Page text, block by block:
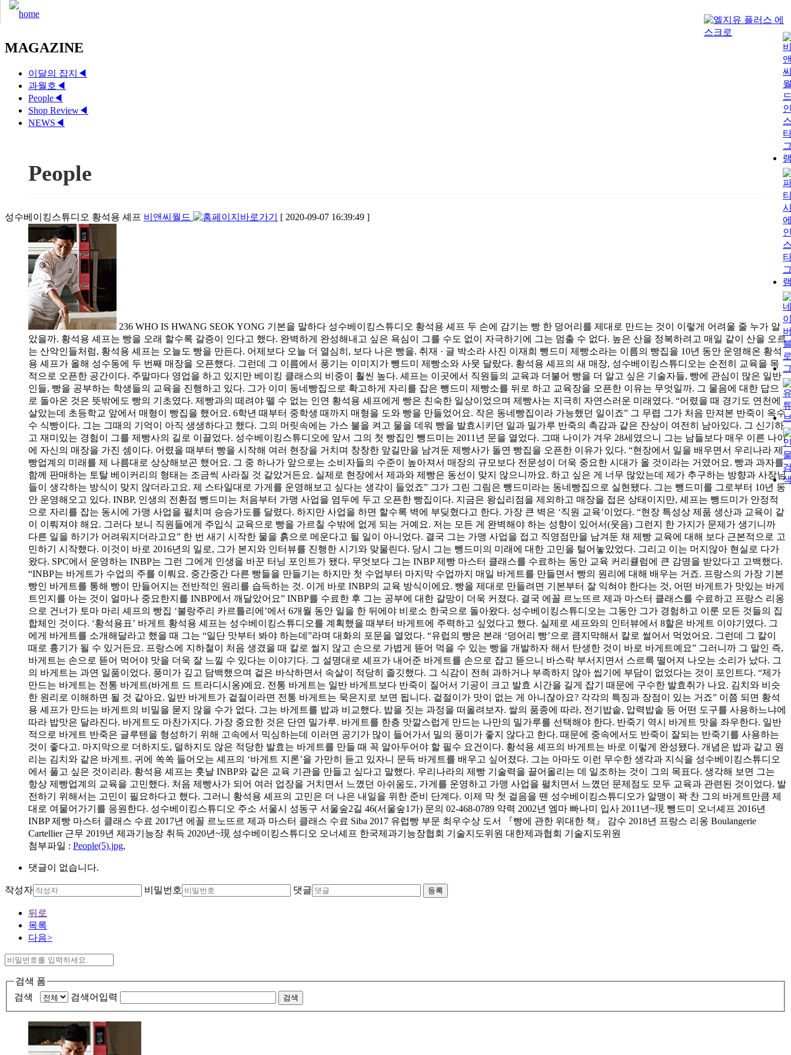
MAGAZINE
이달의 잡지 ◀
과월호 ◀
People◀
Shop Review◀
NEWS ◀
People
성수베이킹스튜디오 황석용 셰프 비앤씨월드 [ 2020-09-07 16:39:49 ]
236 WHO IS HWANG SEOK YONG 기본을 말하다 성수베이킹스튜디오 황석용 셰프 두 손에 감기는 빵 한 덩어리를 제대로 만드는 것이 이렇게 어려울 줄 누가 알
았을까. 황석용 셰프는 빵을 오래 할수록 갈증이 인다고 했다. 완벽하게 완성해내고 싶은 욕심이 그를 수도 없이 자극하기에 그는 멈출 수 없다. 높은 산을 정복하려고 매일 같이 산을 오르
는 산악인들처럼, 황석용 셰프는 오늘도 빵을 만든다. 어제보다 오늘 더 열심히, 보다 나은 빵을. 취재 · 글 박소라 사진 이재희 뺑드미 제빵소라는 이름의 빵집을 10년 동안 운영해온 황석
용 셰프가 올해 성수동에 두 번째 매장을 오픈했다. 그런데 그 이름에서 풍기는 이미지가 뺑드미 제빵소와 사뭇 달랐다. 황석용 셰프의 새 매장, 성수베이킹스튜디오는 순전히 교육을 목
적으로 오픈한 공간이다. 주말마다 영업을 하고 있지만 베이킹 클래스의 비중이 훨씬 높다. 셰프는 이곳에서 직원들의 교육과 더불어 빵을 더 알고 싶은 기술자들, 빵에 관심이 많은 일반
인들, 빵을 공부하는 학생들의 교육을 진행하고 있다. 그가 이미 동네빵집으로 확고하게 자리를 잡은 뺑드미 제빵소를 뒤로 하고 교육장을 오픈한 이유는 무엇일까. 그 물음에 대한 답으
로 돌아온 것은 뜻밖에도 빵의 기초였다. 제빵과의 떼려야 뗄 수 없는 인연 황석용 셰프에게 빵은 친숙한 일상이었으며 제빵사는 지극히 자연스러운 미래였다. “어렸을 때 경기도 연천에
살았는데 초등학교 앞에서 매형이 빵집을 했어요. 6학년 때부터 중학생 때까지 매형을 도와 빵을 만들었어요. 작은 동네빵집이라 가능했던 일이죠” 그 무렵 그가 처음 만져본 반죽이 옥수
수 식빵이다. 그는 그때의 기억이 아직 생생하다고 했다. 그의 머릿속에는 가스 불을 켜고 물을 데워 빵을 발효시키던 일과 밀가루 반죽의 촉감과 같은 잔상이 여전히 남아있다. 그 신기하
고 재미있는 경험이 그를 제빵사의 길로 이끌었다. 성수베이킹스튜디오에 앞서 그의 첫 빵집인 뺑드미는 2011년 문을 열었다. 그때 나이가 겨우 28세였으니 그는 남들보다 매우 이른 나이
에 자신의 매장을 가진 셈이다. 어렸을 때부터 빵을 시작해 여러 현장을 거치며 창창한 앞길만을 남겨둔 제빵사가 돌연 빵집을 오픈한 이유가 있다. “현장에서 일을 배우면서 우리나라 제
빵업계의 미래를 제 나름대로 상상해보곤 했어요. 그 중 하나가 앞으로는 소비자들의 수준이 높아져서 매장의 규모보다 전문성이 더욱 중요한 시대가 올 것이라는 거였어요. 빵과 과자를
함께 판매하는 토탈 베이커리의 형태는 조금씩 사라질 것 같았거든요. 실제로 현장에서 제과와 제빵은 동선이 맞지 않으니까요. 하고 싶은 게 너무 많았는데 제가 추구하는 방향과 사장님
들이 생각하는 방식이 맞지 않더라고요. 제 스타일대로 가게를 운영해보고 싶다는 생각이 들었죠” 그가 그린 그림은 뺑드미라는 동네빵집으로 실현됐다. 그는 뺑드미를 그로부터 10년 동
안 운영해오고 있다. INBP, 인생의 전환점 뺑드미는 처음부터 가맹 사업을 염두에 두고 오픈한 빵집이다. 지금은 왕십리점을 제외하고 매장을 접은 상태이지만, 셰프는 뺑드미가 안정적
으로 자리를 잡는 동시에 가맹 사업을 펼치며 승승가도를 달렸다. 하지만 사업을 하면 할수록 벽에 부딪혔다고 한다. 가장 큰 벽은 ‘직원 교육’이었다. “현장 특성상 제품 생산과 교육이 같
이 이뤄져야 해요. 그러다 보니 직원들에게 주입식 교육으로 빵을 가르칠 수밖에 없게 되는 거예요. 저는 모든 게 완벽해야 하는 성향이 있어서(웃음) 그런지 한 가지가 문제가 생기니까
다른 일을 하기가 어려워지더라고요” 한 번 새기 시작한 물을 흙으로 메운다고 될 일이 아니었다. 결국 그는 가맹 사업을 접고 직영점만을 남겨둔 채 제빵 교육에 대해 보다 근본적으로 고
민하기 시작했다. 이것이 바로 2016년의 일로, 그가 본지와 인터뷰를 진행한 시기와 맞물린다. 당시 그는 뺑드미의 미래에 대한 고민을 털어놓았었다. 그리고 이는 머지않아 현실로 다가
왔다. SPC에서 운영하는 INBP는 그런 그에게 인생을 바꾼 터닝 포인트가 됐다. 무엇보다 그는 INBP 제빵 마스터 클래스를 수료하는 동안 교육 커리큘럼에 큰 감명을 받았다고 고백했다.
“INBP는 바게트가 수업의 주를 이뤄요. 중간중간 다른 빵들을 만들기는 하지만 첫 수업부터 마지막 수업까지 매일 바게트를 만들면서 빵의 원리에 대해 배우는 거죠. 프랑스의 가장 기본
빵인 바게트를 통해 빵이 만들어지는 전반적인 원리를 습득하는 것. 이게 바로 INBP의 교육 방식이에요. 빵을 제대로 만들려면 기본부터 잘 익혀야 한다는 것, 어떤 바게트가 맛있는 바게
트인지를 아는 것이 얼마나 중요한지를 INBP에서 깨달았어요” INBP를 수료한 후 그는 공부에 대한 갈망이 더욱 커졌다. 결국 에꼴 르노뜨르 제과 마스터 클래스를 수료하고 프랑스 리옹
으로 건너가 토마 마리 셰프의 빵집 ‘불랑주리 카르틀리에’에서 6개월 동안 일을 한 뒤에야 비로소 한국으로 돌아왔다. 성수베이킹스튜디오는 그동안 그가 경험하고 이룬 모든 것들의 집
합체인 것이다. ‘황석용표’ 바게트 황석용 셰프는 성수베이킹스튜디오를 계획했을 때부터 바게트에 주력하고 싶었다고 했다. 실제로 셰프와의 인터뷰에서 8할은 바게트 이야기였다. 그
에게 바게트를 소개해달라고 했을 때 그는 “일단 맛부터 봐야 하는데”라며 대화의 포문을 열었다. “유럽의 빵은 본래 ‘덩어리 빵’으로 큼지막해서 칼로 썰어서 먹었어요. 그런데 그 칼이
때로 흉기가 될 수 있거든요. 프랑스에 지하철이 처음 생겼을 때 칼로 썰지 않고 손으로 가볍게 뜯어 먹을 수 있는 빵을 개발하자 해서 탄생한 것이 바로 바게트예요” 그러니까 그 말인 즉,
바게트는 손으로 뜯어 먹어야 맛을 더욱 잘 느낄 수 있다는 이야기다. 그 설명대로 셰프가 내어준 바게트를 손으로 잡고 뜯으니 바스락 부서지면서 스르륵 떨어져 나오는 소리가 났다. 그
의 바게트는 과연 일품이었다. 풍미가 깊고 담백했으며 겉은 바삭하면서 속살이 적당히 졸깃했다. 그 식감이 전혀 과하거나 부족하지 않아 씹기에 부담이 없었다는 것이 포인트다. “제가
만드는 바게트는 전통 바게트(바게트 드 트라디시옹)예요. 전통 바게트는 일반 바게트보다 반죽이 질어서 기공이 크고 발효 시간을 길게 잡기 때문에 구수한 발효취가 나요. 김치와 비슷
한 원리로 이해하면 될 것 같아요. 일반 바게트가 겉절이라면 전통 바게트는 묵은지로 보면 됩니다. 겉절이가 맛이 없는 게 아니잖아요? 각각의 특징과 장점이 있는 거죠” 이쯤 되면 황석
용 셰프가 만드는 바게트의 비밀을 묻지 않을 수가 없다. 그는 바게트를 밥과 비교했다. 밥을 짓는 과정을 떠올려보자. 쌀의 품종에 따라, 전기밥솥, 압력밥솥 등 어떤 도구를 사용하느냐에
따라 밥맛은 달라진다. 바게트도 마찬가지다. 가장 중요한 것은 단연 밀가루. 바게트를 한층 맛깔스럽게 만드는 나만의 밀가루를 선택해야 한다. 반죽기 역시 바게트 맛을 좌우한다. 일반
적으로 바게트 반죽은 글루텐을 형성하기 위해 고속에서 믹싱하는데 이러면 공기가 많이 들어가서 밀의 풍미가 좋지 않다고 한다. 때문에 중속에서도 반죽이 잘되는 반죽기를 사용하는
것이 좋다고. 마지막으로 더하지도, 덜하지도 않은 적당한 발효는 바게트를 만들 때 꼭 알아두어야 할 필수 요건이다. 황석용 셰프의 바게트는 바로 이렇게 완성됐다. 개념은 밥과 같고 원
리는 김치와 같은 바게트. 귀에 쏙쏙 들어오는 셰프의 ‘바게트 지론’을 가만히 듣고 있자니 문득 바게트를 배우고 싶어졌다. 그는 아마도 이런 무수한 생각과 지식을 성수베이킹스튜디오
에서 풀고 싶은 것이리라. 황석용 셰프는 훗날 INBP와 같은 교육 기관을 만들고 싶다고 말했다. 우리나라의 제빵 기술력을 끌어올리는 데 일조하는 것이 그의 목표다. 생각해 보면 그는
항상 제빵업계의 교육을 고민했다. 처음 제빵사가 되어 여러 업장을 거치면서 느꼈던 아쉬움도, 가게를 운영하고 가맹 사업을 펼치면서 느꼈던 문제점도 모두 교육과 관련된 것이었다. 발
전하기 위해서는 고민이 필요하다고 했다. 그러니 황석용 셰프의 고민은 더 나은 내일을 위한 준비 단계다. 이제 막 첫 걸음을 뗀 성수베이킹스튜디오가 알맹이 꽉 찬 그의 바게트만큼 제
대로 여물어가기를 응원한다. 성수베이킹스튜디오 주소 서울시 성동구 서울숲2길 46(서울숲1가) 문의 02-468-0789 약력 2002년 엠마 빠나미 입사 2011년~現 뺑드미 오너셰프 2016년
INBP 제빵 마스터 클래스 수료 2017년 에꼴 르노뜨르 제과 마스터 클래스 수료 Siba 2017 유럽빵 부문 최우수상 도서 『빵에 관한 위대한 책』 감수 2018년 프랑스 리옹 Boulangerie
Cartellier 근무 2019년 제과기능장 취득 2020년~現 성수베이킹스튜디오 오너셰프 한국제과기능장협회 기술지도위원 대한제과협회 기술지도위원
첨부파일 : People(5).jpg,
댓글이 없습니다.
작성자 비밀번호 댓글 등록
뒤로
목록
다음>
검색 폼
검색
검색어입력 검색